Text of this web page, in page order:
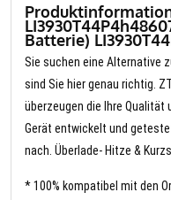
Batterie)
Sie suchen eine Alternative
sind Sie hier genau richtig.
überzeugen die Ihre Qualität
Gerät entwickelt und
nach. Überlade- Hitze &
* 100% kompatibel mit den